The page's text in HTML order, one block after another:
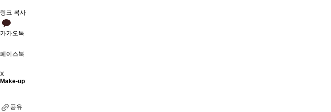
링크 복사
카카오톡
페이스북
X
Make-up
공유